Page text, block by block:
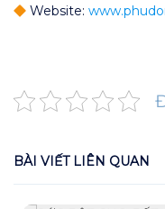
Website:
BÀI VIẾT LIÊN QUAN